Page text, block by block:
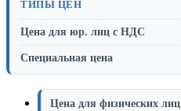
ТИПЫ ЦЕН
Цена для юр. лиц с НДС
Специальная цена
Цена для физических лиц